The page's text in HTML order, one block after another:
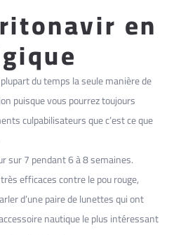
en
du temps la seule manière de
puisque vous pourrez toujours
culpabilisateurs que c’est ce que
sur 7 pendant 6 à 8 semaines.
efficaces contre le pou rouge,
d’une paire de lunettes qui ont
nautique le plus intéressant